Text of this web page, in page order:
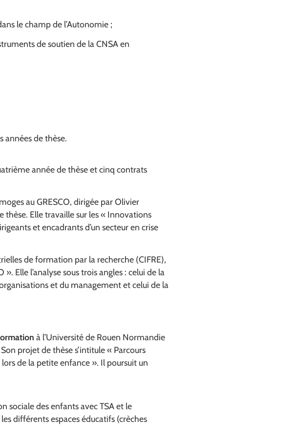
le champ de l’Autonomie ;
de soutien de la CNSA en
années de thèse.
année de thèse et cinq contrats
au GRESCO, dirigée par Olivier
thèse. Elle travaille sur les « Innovations
et encadrants d’un secteur en crise
de formation par la recherche (CIFRE),
Elle l’analyse sous trois angles : celui de la
et du management et celui de la
à l’Université de Rouen Normandie
projet de thèse s’intitule « Parcours
de la petite enfance ». Il poursuit un
sociale des enfants avec TSA et le
différents espaces éducatifs (crèches